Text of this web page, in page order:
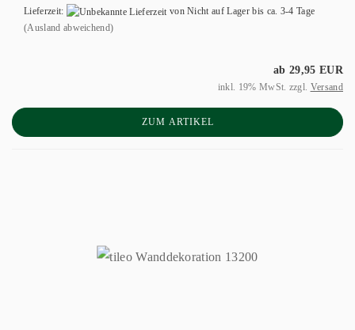
Lieferzeit:
von Nicht auf Lager bis ca. 3-4 Tage
(Ausland abweichend)
ab 29,95 EUR
inkl. 19% MwSt. zzgl. Versand
ZUM ARTIKEL